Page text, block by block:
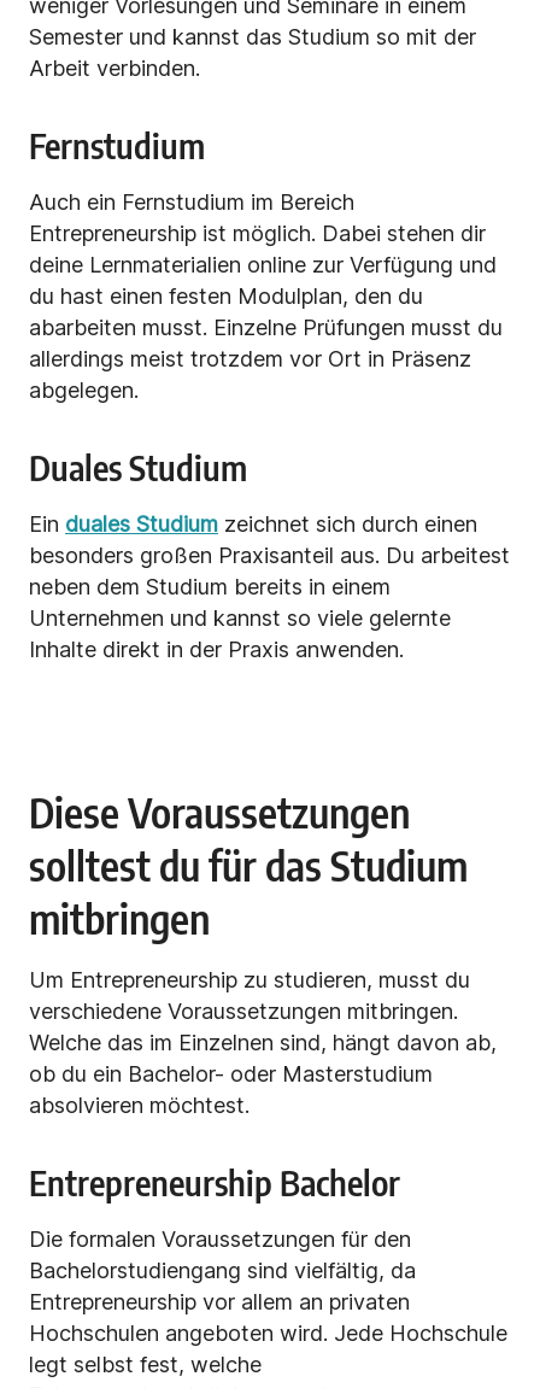
weniger Vorlesungen und Seminare in einem
Semester und kannst das Studium so mit der
Arbeit verbinden.
Fernstudium
Auch ein Fernstudium im Bereich
Entrepreneurship ist möglich. Dabei stehen dir
deine Lernmaterialien online zur Verfügung und
du hast einen festen Modulplan, den du
abarbeiten musst. Einzelne Prüfungen musst du
allerdings meist trotzdem vor Ort in Präsenz
abgelegen.
Duales Studium
Ein duales Studium zeichnet sich durch einen
besonders großen Praxisanteil aus. Du arbeitest
neben dem Studium bereits in einem
Unternehmen und kannst so viele gelernte
Inhalte direkt in der Praxis anwenden.
Diese Voraussetzungen
solltest du für das Studium
mitbringen
Um Entrepreneurship zu studieren, musst du
verschiedene Voraussetzungen mitbringen.
Welche das im Einzelnen sind, hängt davon ab,
ob du ein Bachelor- oder Masterstudium
absolvieren möchtest.
Entrepreneurship Bachelor
Die formalen Voraussetzungen für den
Bachelorstudiengang sind vielfältig, da
Entrepreneurship vor allem an privaten
Hochschulen angeboten wird. Jede Hochschule
legt selbst fest, welche